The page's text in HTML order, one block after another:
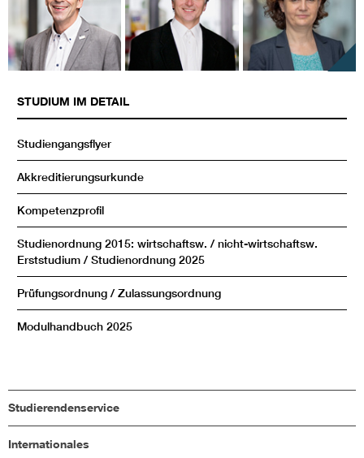
STUDIUM IM DETAIL
Studiengangsflyer
Akkreditierungsurkunde
Kompetenzprofil
Studienordnung 2015: wirtschaftsw. / nicht-wirtschaftsw.
Erststudium / Studienordnung 2025
Prüfungsordnung / Zulassungsordnung
Modulhandbuch 2025
Studierendenservice
Internationales